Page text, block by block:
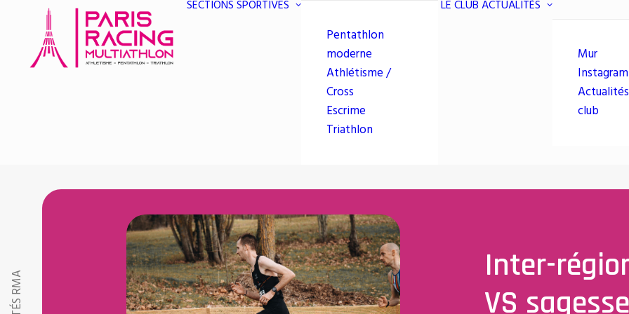
SECTIONS SPORTIVES
Pentathlon
moderne
Athlétisme /
Cross
Escrime
Triathlon
LE CLUBACTUALITÉS
Mur
Instagram
club
Inter-
VS sagesse